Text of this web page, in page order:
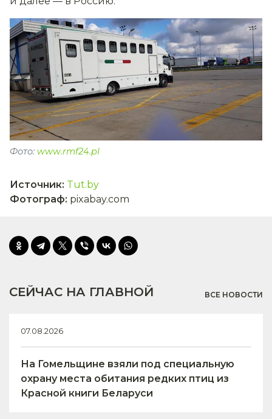
Фото: www.rmf24.pl
Источник: Tut.by
Фотограф: pixabay.com
СЕЙЧАС НА ГЛАВНОЙ ВСЕ НОВОСТИ
07.08.2026
На Гомельщине взяли под специальную
охрану места обитания редких птиц из
Красной книги Беларуси